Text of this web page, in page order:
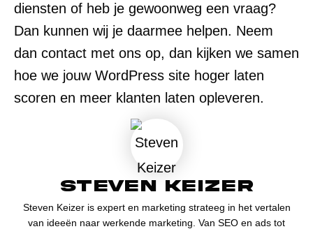
diensten of heb je gewoonweg een vraag?
Dan kunnen wij je daarmee helpen. Neem
dan contact met ons op, dan kijken we samen
hoe we jouw WordPress site hoger laten
scoren en meer klanten laten opleveren.
Steven Keizer
Steven Keizer is expert en marketing strateeg in het vertalen
van ideeën naar werkende marketing. Van SEO en ads tot